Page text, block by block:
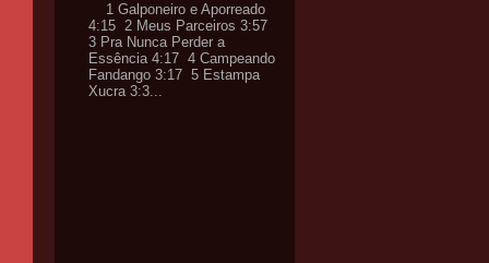
1 Galponeiro e Aporreado
4:15 2 Meus Parceiros 3:57
3 Pra Nunca Perder a
Essência 4:17 4 Campeando
Fandango 3:17 5 Estampa
Xucra 3:3...